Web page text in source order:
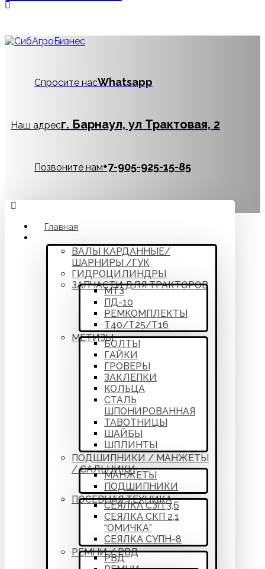
Спросите насWhatsapp
Наш адресг. Барнаул, ул Трактовая, 2
Позвоните нам‪+7-905-925-15-85
Главная
ВАЛЫ КАРДАННЫЕ/
ШАРНИРЫ /ГУК
ГИДРОЦИЛИНДРЫ
ЗАПЧАСТИ ДЛЯ ТРАКТОРОВ
МТЗ
ПД-10
РЕМКОМПЛЕКТЫ
Т40/Т25/Т16
МЕТИЗЫ
БОЛТЫ
ГАЙКИ
ГРОВЕРЫ
ЗАКЛЕПКИ
КОЛЬЦА
СТАЛЬ
ШПОНИРОВАННАЯ
ТАВОТНИЦЫ
ШАЙБЫ
ШПЛИНТЫ
ПОДШИПНИКИ / МАНЖЕТЫ
/ САЛЬНИКИ
МАНЖЕТЫ
ПОДШИПНИКИ
ПОСЕВНАЯ ТЕХНИКА
СЕЯЛКА СЗП 3,6
СЕЯЛКА СКП 2,1
“ОМИЧКА”
СЕЯЛКА СУПН-8
РЕМНИ / РВД
РВД